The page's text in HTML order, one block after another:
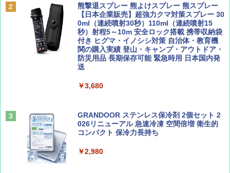
誌] (ＤＩＳＮＥＹ ＦＡＮ)
￥713
山と溪谷 2026年8月号「南アルプス大全」
Coyote No.89 特集 星野道夫 夢見る旅
球の歩き方A ヨーロッパ
￥2,479
D40 地球の歩き方 チェンマイ タイ北部の魅
力的な町 2026～2027 地球の歩き方D アジア
￥2,079
A26 地球の歩き方 チェコ ポーランド スロヴ
ァキア 2026～2027 地球の歩き方A ヨーロッ
PYKES PEAK (パイクスピーク) 着替えテン
ト プライバシー テント 【中が透けない】 1
人用 折りたたみ 防災グッズ 災害用トイレ ビ
ーチ ピクニック ポップアップテント 携帯 簡
易 トイレテント (グレー)
￥4,980
500002(88859)
￥5,999
熊撃退スプレー 熊よけスプレー 熊スプレー
【日本企業販売】超強力クマ対策スプレー 30
0ml（連続噴射30秒）110ml（連続噴射15
秒）射程5～10m 安全ロック搭載 携帯収納袋
付き ヒグマ・イノシシ対策 自治体・教育機
関の購入実績 登山・キャンプ・アウトドア・
防災用品 長期保存可能 緊急時用 日本国内発
送
￥3,680
GRANDOOR ステンレス保冷剤 2個セット 2
026リニューアル 急速冷凍 空間倍増 衛生的
コンパクト 保冷力長持ち
￥2,980